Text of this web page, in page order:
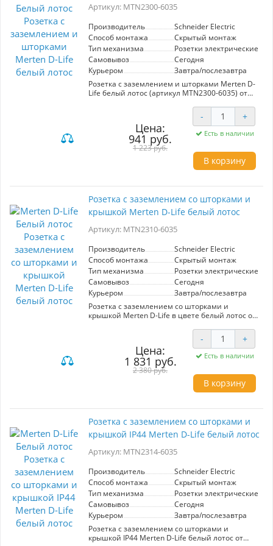
износу. Розетка подходит для использования в
безопасность и стиль.
Артикул: MTN2300-6035
Производитель
Schneider Electric
Способ монтажа
Скрытый монтаж
Тип механизма
Розетки электрические
Самовывоз
Сегодня
Курьером
Завтра/послезавтра
Розетка с заземлением и шторками Merten D-
Life белый лотос (артикул MTN2300-6035) от
для вашего дома или офиса. Благодаря
встроенным шторкам, данная розетка
обеспечивает дополнительную безопасность,
предотвращая случайный контакт с
токоведущими частями. Ключевые
характеристики: - Цвет: белый лотос, что
делает её стильным элементом интерьера. -
использования электрооборудования. -
большинством монтажных коробок.
Преимущества: - Удобство и безопасность:
повреждений. - Эстетичный дизайн, который
Продукт от надежного производителя, что
гарантирует долговечность и качество. Эта
розетка — идеальный выбор для тех, кто
ценит безопасность и стиль.
Цена:
941 руб.
1 223 руб.
- +
Есть в наличии
В корзину
Розетка с заземлением со шторками и
крышкой Merten D-Life белый лотос
Артикул: MTN2310-6035
Производитель
Schneider Electric
Способ монтажа
Скрытый монтаж
Тип механизма
Розетки электрические
Самовывоз
Сегодня
Курьером
Завтра/послезавтра
Розетка с заземлением со шторками и
крышкой Merten D-Life в цвете белый лотос от
решение для вашего интерьера. Она
обеспечивает безопасное подключение
электроприборов благодаря встроенному
заземлению и защитным шторкам,
предотвращающим случайный контакт с
токоведущими частями. Элегантный дизайн в
нежном белом оттенке гармонично
Удобная крышка защищает от пыли и
устройства. Установка проста и быстра, что
делает этот продукт идеальным выбором для
Цена:
1 831 руб.
2 380 руб.
- +
Есть в наличии
В корзину
Розетка с заземлением со шторками и
крышкой IP44 Merten D-Life белый лотос
Артикул: MTN2314-6035
Производитель
Schneider Electric
Способ монтажа
Скрытый монтаж
Тип механизма
Розетки электрические
Самовывоз
Сегодня
Курьером
Завтра/послезавтра
Розетка с заземлением со шторками и
крышкой IP44 Merten D-Life белый лотос от